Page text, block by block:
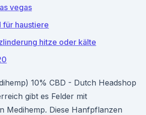
vegas
haustiere
hitze oder kälte
10% CBD - Dutch Headshop
gibt es Felder mit
Medihemp. Diese Hanfpflanzen